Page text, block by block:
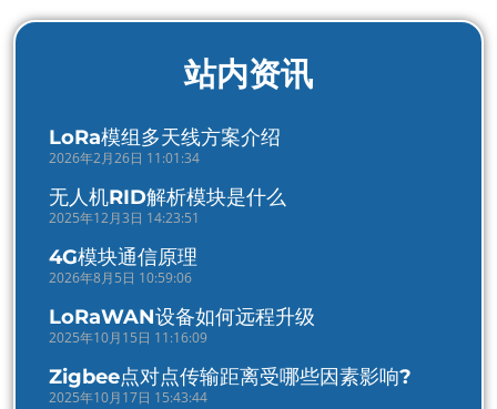
站内资讯
LoRa模组多天线方案介绍
2026年2月26日 11:01:34
无人机RID解析模块是什么
2025年12月3日 14:23:51
4G模块通信原理
2026年8月5日 10:59:06
LoRaWAN设备如何远程升级
2025年10月15日 11:16:09
Zigbee点对点传输距离受哪些因素影响?
2025年10月17日 15:43:44